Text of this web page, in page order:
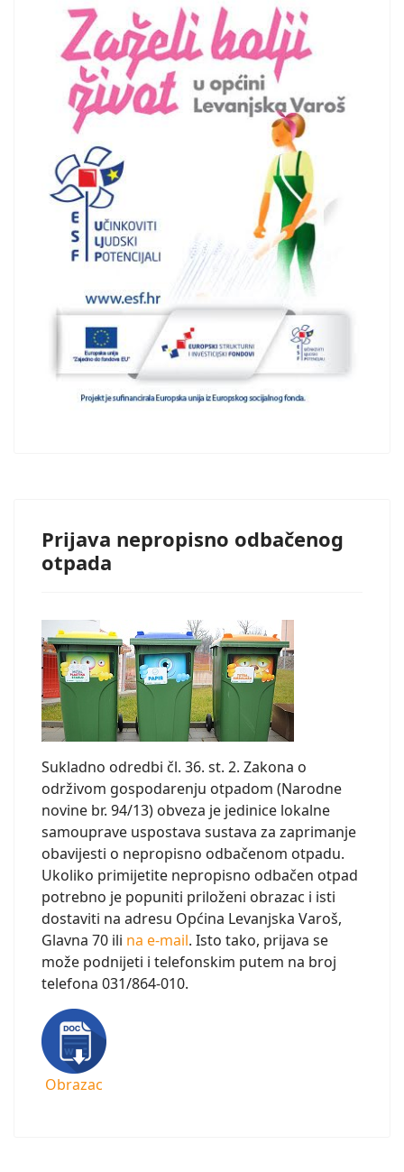
Prijava nepropisno odbačenog
otpada
Sukladno odredbi čl. 36. st. 2. Zakona o
održivom gospodarenju otpadom (Narodne
novine br. 94/13) obveza je jedinice lokalne
samouprave uspostava sustava za zaprimanje
obavijesti o nepropisno odbačenom otpadu.
Ukoliko primijetite nepropisno odbačen otpad
potrebno je popuniti priloženi obrazac i isti
dostaviti na adresu Općina Levanjska Varoš,
Glavna 70 ili na e-mail. Isto tako, prijava se
može podnijeti i telefonskim putem na broj
telefona 031/864-010.
Obrazac